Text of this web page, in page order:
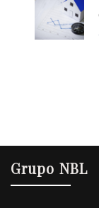
Grupo NBL